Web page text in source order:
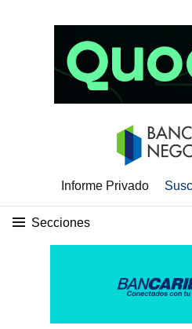
Informe Privado
Secciones